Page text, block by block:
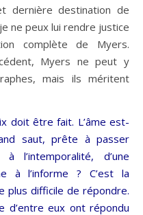
dernière destination de
ne peux lui rendre justice
complète de Myers.
Myers ne peut y
mais ils méritent
doit être fait. L’âme est-
saut, prête à passer
l’intemporalité, d’une
à l’informe ? C’est la
plus difficile de répondre.
d’entre eux ont répondu